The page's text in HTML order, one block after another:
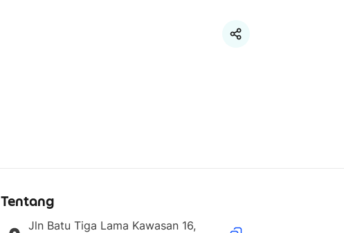
Tentang
Jln Batu Tiga Lama Kawasan 16,